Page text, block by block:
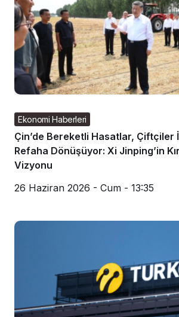
Ekonomi Haberleri
Çin’de Bereketli Hasatlar, Çiftçiler
Refaha Dönüşüyor: Xi Jinping’in
Vizyonu
26 Haziran 2026 - Cum - 13:35